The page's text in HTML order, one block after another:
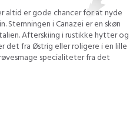
altid er gode chancer for at nyde
Stemningen i Canazei er en skøn
Afterskiing i rustikke hytter og
det fra Østrig eller roligere i en lille
specialiteter fra det